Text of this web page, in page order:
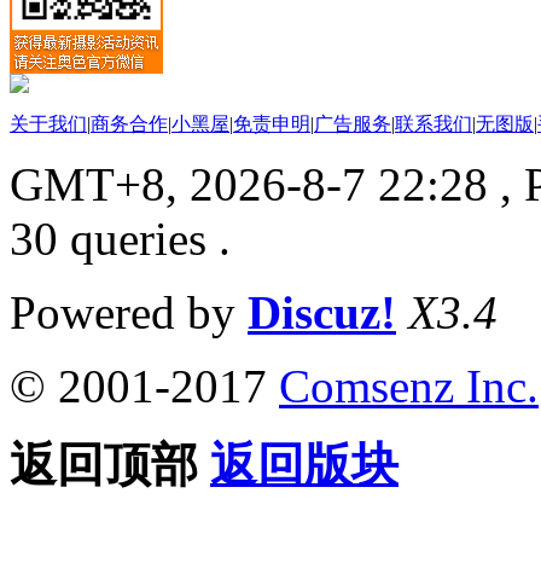
关于我们|商务合作|小黑屋|免责申明|广告服务|联系我们|无图版|
GMT+8, 2026-8-7 22:28 ,
30 queries .
Powered by Discuz! X3.4
© 2001-2017 Comsenz Inc.
返回顶部 返回版块